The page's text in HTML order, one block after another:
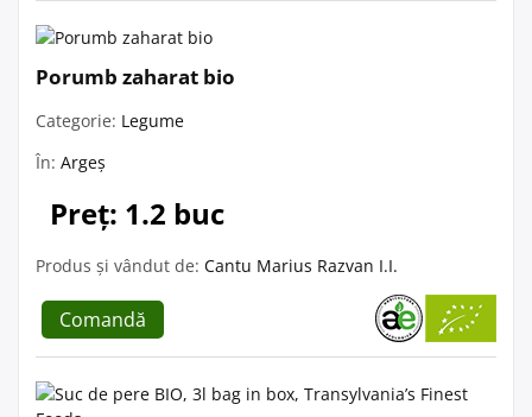
Porumb zaharat bio
Categorie: Legume
În: Argeș
Preț: 1.2 buc
Produs și vândut de: Cantu Marius Razvan I.I.
Comandă